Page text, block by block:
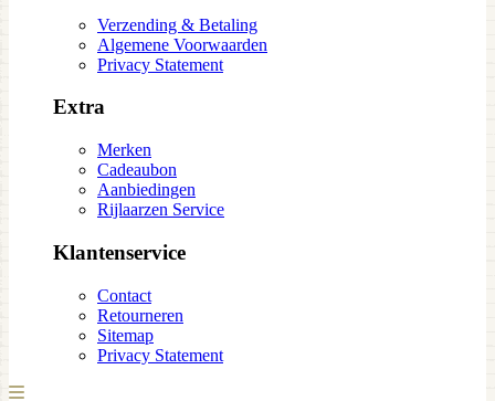
Verzending & Betaling
Algemene Voorwaarden
Privacy Statement
Extra
Merken
Cadeaubon
Aanbiedingen
Rijlaarzen Service
Klantenservice
Contact
Retourneren
Sitemap
Privacy Statement